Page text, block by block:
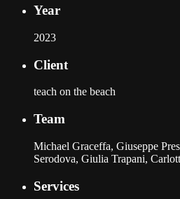
Year
2023
Client
teach on the beach
Team
Michael Graceffa, Giuseppe
Serodova, Giulia Trapani,
Services